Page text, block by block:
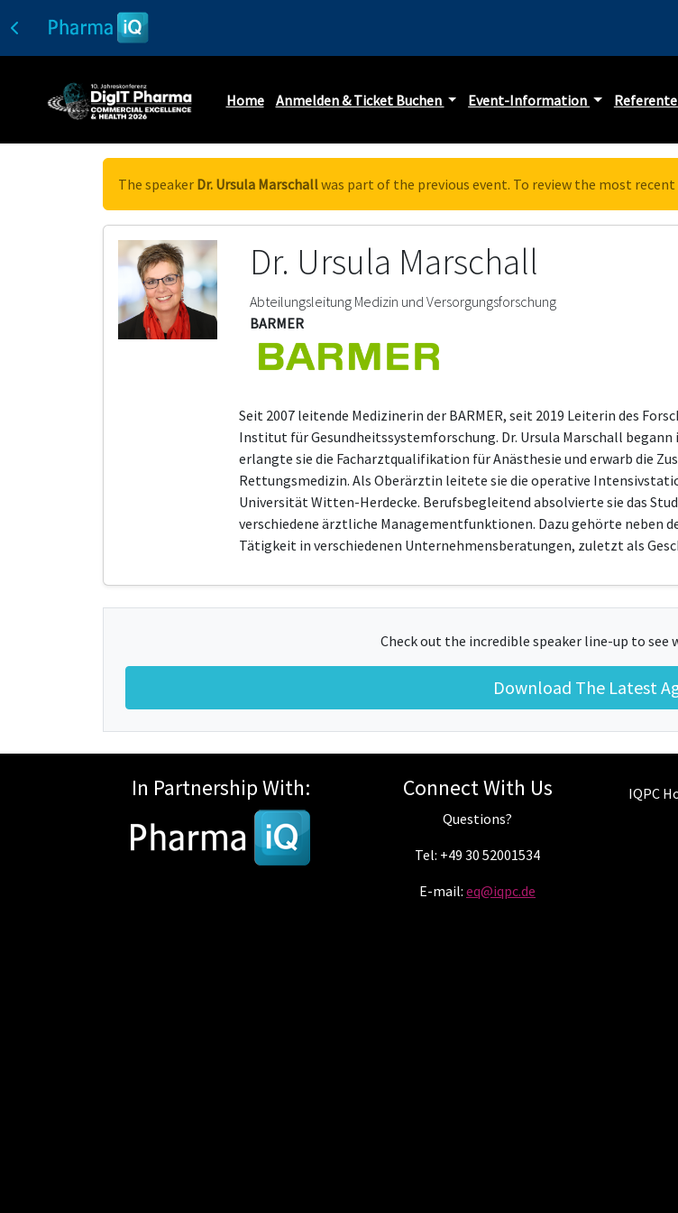
Home Anmelden & Ticket Buchen Event-Information
The speaker Dr. Ursula Marschallwas part of the previous event. To review the most
Dr. Ursula Marschall
Abteilungsleitung Medizin und Versorgungsforschung
BARMER
Seit 2007 leitende Medizinerin der BARMER, seit 2019 Leiterin des
Institut für Gesundheitssystemforschung. Dr. Ursula Marschall
erlangte sie die Facharztqualifikation für Anästhesie und erwarb die
Rettungsmedizin. Als Oberärztin leitete sie die operative
Universität Witten-Herdecke. Berufsbegleitend absolvierte sie das
verschiedene ärztliche Managementfunktionen. Dazu gehörte neben
Tätigkeit in verschiedenen Unternehmensberatungen, zuletzt als
Check out the incredible speaker line-up to see
Download The Latest
In Partnership With: Connect With Us
Questions?
Tel: +49 30 52001534
E-mail: eq@iqpc.de
IQPC